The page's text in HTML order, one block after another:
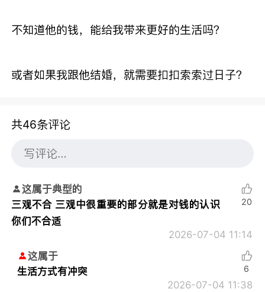
不知道他的钱，能给我带来更好的生活吗？
或者如果我跟他结婚，就需要扣扣索索过日子？
共46条评论
这属于典型的
三观不合 三观中很重要的部分就是对钱的认识
你们不合适
2026-07-04 11:14
20
这属于
生活方式有冲突
2026-07-04 11:38
6